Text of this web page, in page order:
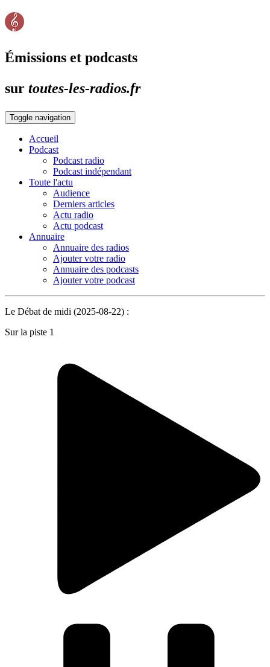
Émissions et podcasts
sur toutes-les-radios.fr
Toggle navigation
Accueil
Podcast
Podcast radio
Podcast indépendant
Toute l'actu
Audience
Derniers articles
Actu radio
Actu podcast
Annuaire
Annuaire des radios
Ajouter votre radio
Annuaire des podcasts
Ajouter votre podcast
Le Débat de midi (2025-08-22) :
Sur la piste 1